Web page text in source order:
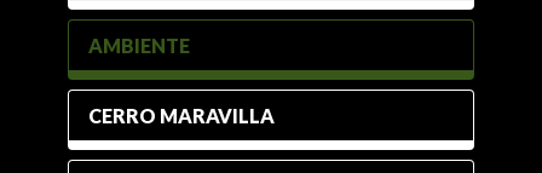
AMBIENTE
CERRO MARAVILLA